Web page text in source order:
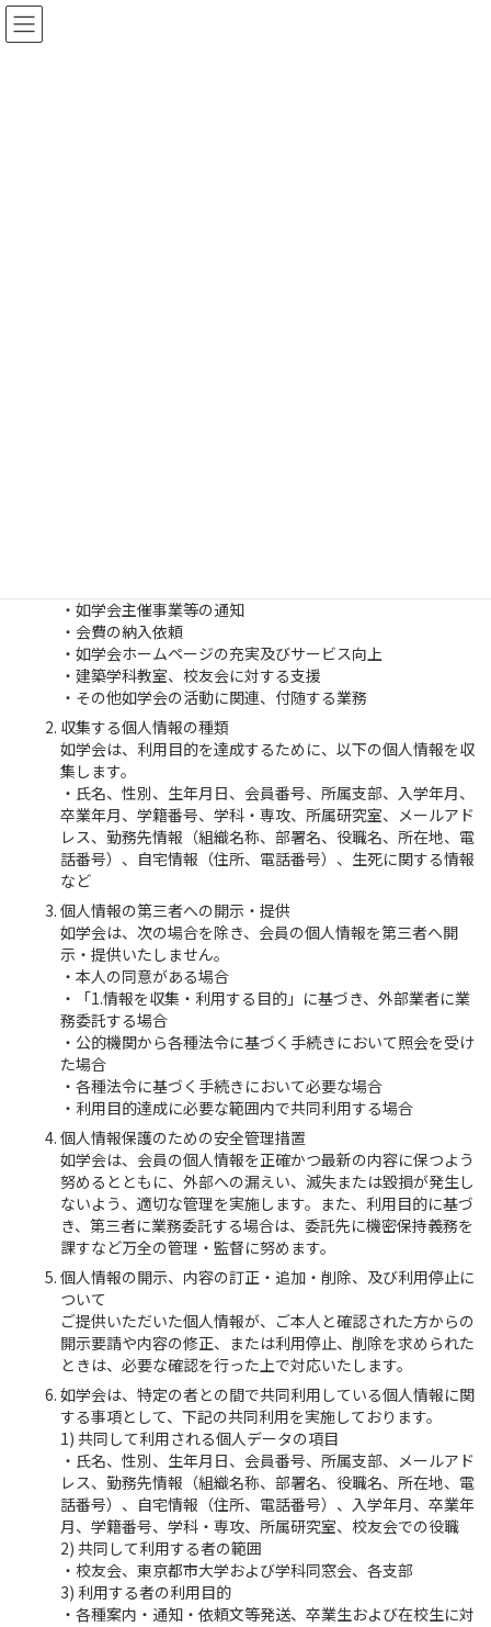
コ
ン
ナ
ビ
・如学会主催事業等の通知
・会費の納入依頼
・如学会ホームページの充実及びサービス向上
・建築学科教室、校友会に対する支援
・その他如学会の活動に関連、付随する業務
収集する個人情報の種類
如学会は、利用目的を達成するために、以下の個人情報を収
集します。
・氏名、性別、生年月日、会員番号、所属支部、入学年月、
卒業年月、学籍番号、学科・専攻、所属研究室、メールアド
レス、勤務先情報（組織名称、部署名、役職名、所在地、電
話番号）、自宅情報（住所、電話番号）、生死に関する情報
など
個人情報の第三者への開示・提供
如学会は、次の場合を除き、会員の個人情報を第三者へ開
示・提供いたしません。
・本人の同意がある場合
・「1.情報を収集・利用する目的」に基づき、外部業者に業
務委託する場合
・公的機関から各種法令に基づく手続きにおいて照会を受け
た場合
・各種法令に基づく手続きにおいて必要な場合
・利用目的達成に必要な範囲内で共同利用する場合
個人情報保護のための安全管理措置
如学会は、会員の個人情報を正確かつ最新の内容に保つよう
努めるとともに、外部への漏えい、滅失または毀損が発生し
ないよう、適切な管理を実施します。また、利用目的に基づ
き、第三者に業務委託する場合は、委託先に機密保持義務を
課すなど万全の管理・監督に努めます。
個人情報の開示、内容の訂正・追加・削除、及び利用停止に
ついて
ご提供いただいた個人情報が、ご本人と確認された方からの
開示要請や内容の修正、または利用停止、削除を求められた
ときは、必要な確認を行った上で対応いたします。
如学会は、特定の者との間で共同利用している個人情報に関
する事項として、下記の共同利用を実施しております。
1) 共同して利用される個人データの項目
・氏名、性別、生年月日、会員番号、所属支部、メールアド
レス、勤務先情報（組織名称、部署名、役職名、所在地、電
話番号）、自宅情報（住所、電話番号）、入学年月、卒業年
月、学籍番号、学科・専攻、所属研究室、校友会での役職
2) 共同して利用する者の範囲
・校友会、東京都市大学および学科同窓会、各支部
3) 利用する者の利用目的
・各種案内・通知・依頼文等発送、卒業生および在校生に対